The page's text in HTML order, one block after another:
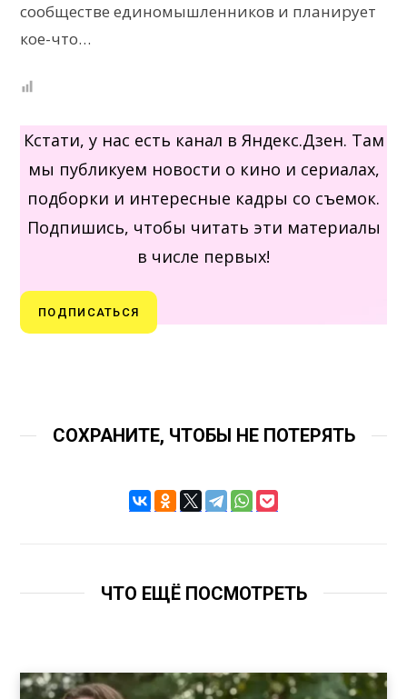
сообществе единомышленников и планирует
кое-что…
Кстати, у нас есть канал в Яндекс.Дзен. Там
мы публикуем новости о кино и сериалах,
подборки и интересные кадры со съемок.
Подпишись, чтобы читать эти материалы
в числе первых!
ПОДПИСАТЬСЯ
СОХРАНИТЕ, ЧТОБЫ НЕ ПОТЕРЯТЬ
ЧТО ЕЩЁ ПОСМОТРЕТЬ